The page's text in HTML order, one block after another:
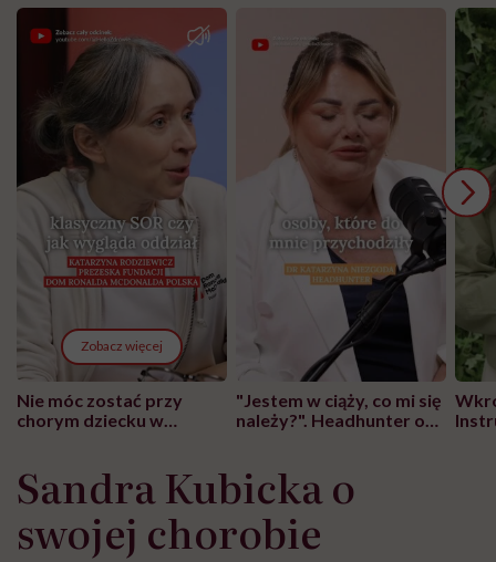
Zobacz więcej
Nie móc zostać przy
chorym dziecku w
może chyba tylko
głupota i brak
wyobraźni"
"Jestem w ciąży, co mi się
należy?". Headhunter o
pracy
Sandra Kubicka o
swojej chorobie